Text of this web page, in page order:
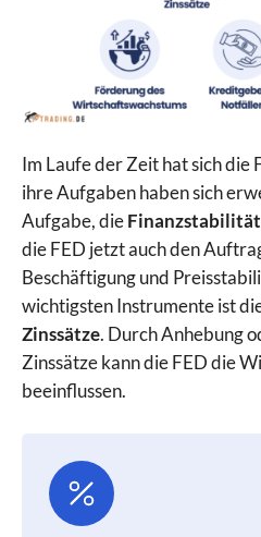
Im Laufe der Zeit hat sich
ihre Aufgaben haben sich
Aufgabe, die
die FED jetzt auch den
Beschäftigung und
wichtigsten Instrumente ist
Zinssätze. Durch Anhebung
Zinssätze kann die FED die
beeinflussen.